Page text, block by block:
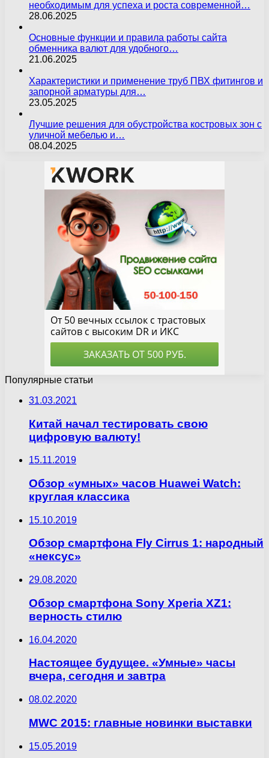
необходимым для успеха и роста современной…
28.06.2025
Основные функции и правила работы сайта
обменника валют для удобного…
21.06.2025
Характеристики и применение труб ПВХ фитингов и
запорной арматуры для…
23.05.2025
Лучшие решения для обустройства костровых зон с
уличной мебелью и…
08.04.2025
Популярные статьи
31.03.2021
Китай начал тестировать свою
цифровую валюту!
15.11.2019
Обзор «умных» часов Huawei Watch:
круглая классика
15.10.2019
Обзор смартфона Fly Cirrus 1: народный
«нексус»
29.08.2020
Обзор смартфона Sony Xperia XZ1:
верность стилю
16.04.2020
Настоящее будущее. «Умные» часы
вчера, сегодня и завтра
08.02.2020
MWC 2015: главные новинки выставки
15.05.2019